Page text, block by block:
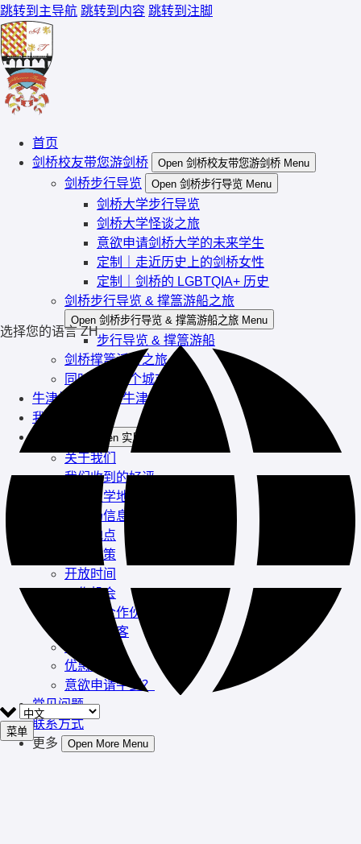
跳转到主导航 跳转到内容 跳转到注脚
首页
剑桥校友带您游剑桥
Open 剑桥校友带您游剑桥 Menu
剑桥步行导览 Open 剑桥步行导览 Menu
剑桥大学步行导览
剑桥大学怪谈之旅
意欲申请剑桥大学的未来学生
定制｜走近历史上的剑桥女性
定制｜剑桥的 LGBTQIA+ 历史
剑桥步行导览 & 撑篙游船之旅
Open 剑桥步行导览 & 撑篙游船之旅 Menu
步行导览 & 撑篙游船
剑桥撑篙泛舟之旅
同时游览两个城市？
牛津校友带您游牛津
我们的小红书
Open 实用信息 Menu
关于我们
我们收到的好评
剑桥大学地图
停车场信息
会面地点
取消政策
开放时间
工作机会
我们的合作伙伴
我们的博客
优惠信息
意欲申请牛剑？
常见问题
联系方式
更多
Open More Menu
选择您的语言 ZH
菜单